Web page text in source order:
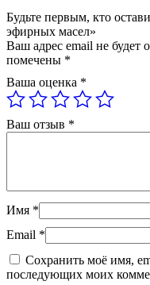
Будьте первым, кто
эфирных масел»
Ваш адрес email не будет
помечены *
Ваша оценка *
Ваш отзыв *
Имя *
Email *
Сохранить моё имя,
последующих моих